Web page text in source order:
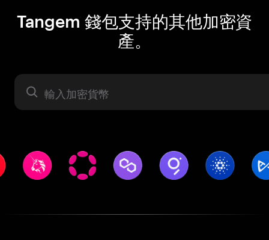
Tangem 錢包支持的其他加密資
產。
資產